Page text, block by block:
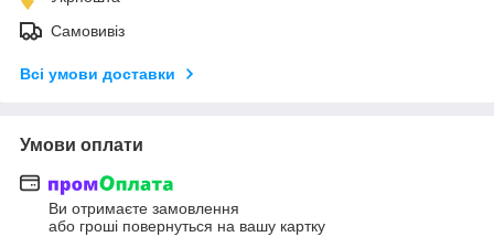
Самовивіз
Всі умови доставки
Умови оплати
Ви отримаєте замовлення
або гроші повернуться на вашу картку